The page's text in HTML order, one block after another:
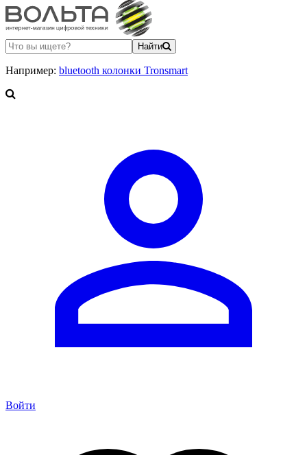
Найти
Например: bluetooth колонки Tronsmart
Войти